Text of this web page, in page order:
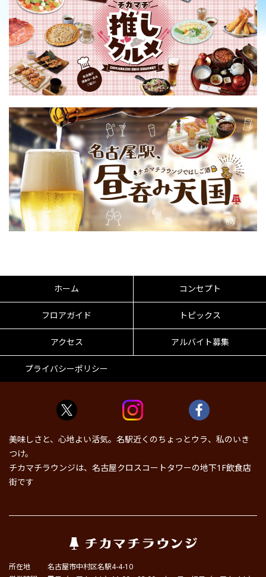
ホーム コンセプト
フロアガイド トピックス
アクセス アルバイト募集
プライバシーポリシー
美味しさと、心地よい活気。名駅近くのちょっとウラ、私のいき
つけ。
チカマチラウンジは、名古屋クロスコートタワーの地下1F飲食店
街です
所在地
名古屋市中村区名駅4-4-10